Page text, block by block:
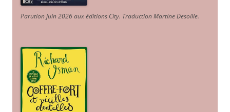
Parution juin 2026 aux éditions City. Traduction Martine Desoille.